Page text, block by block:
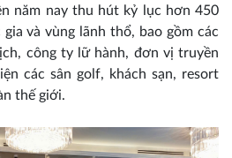
năm nay thu hút kỷ lục hơn 450
và vùng lãnh thổ, bao gồm các
công ty lữ hành, đơn vị truyền
các sân golf, khách sạn, resort
thế giới.